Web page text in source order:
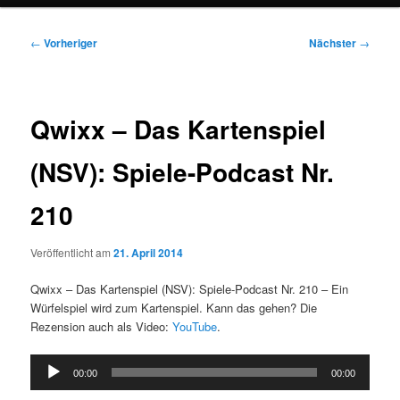
Beitragsnavigation
← Vorheriger Nächster →
Qwixx – Das Kartenspiel
(NSV): Spiele-Podcast Nr.
210
Veröffentlicht am21. April 2014
Qwixx – Das Kartenspiel (NSV): Spiele-Podcast Nr. 210 – Ein
Würfelspiel wird zum Kartenspiel. Kann das gehen? Die
Rezension auch als Video:YouTube.
Audio-
Player
00:00 00:00